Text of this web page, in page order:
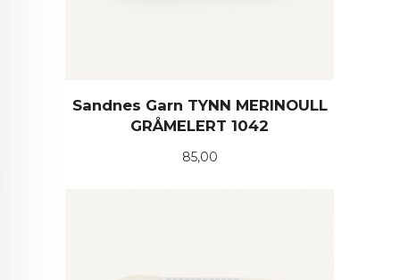
Sandnes Garn TYNN MERINOULL
GRÅMELERT 1042
Pris
85,00